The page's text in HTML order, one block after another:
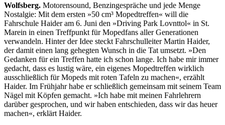
Wolfsberg. Motorensound, Benzingespräche und jede Menge
Nostalgie: Mit dem ersten »50 cm³ Mopedtreffen« will die
Fahrschule Haider am 6. Juni den »Driving Park Lovnttol« in St.
Marein in einen Treffpunkt für Mopedfans aller Generationen
verwandeln. Hinter der Idee steckt Fahrschulleiter Martin Haider,
der damit einen lang gehegten Wunsch in die Tat umsetzt. »Den
Gedanken für ein Treffen hatte ich schon lange. Ich habe mir immer
gedacht, dass es lustig wäre, ein eigenes Mopedtreffen wirklich
ausschließlich für Mopeds mit roten Tafeln zu machen«, erzählt
Haider. Im Frühjahr habe er schließlich gemeinsam mit seinem Team
Nägel mit Köpfen gemacht. »Ich habe mit meinen Fahrlehrern
darüber gesprochen, und wir haben entschieden, dass wir das heuer
machen«, erklärt Haider.